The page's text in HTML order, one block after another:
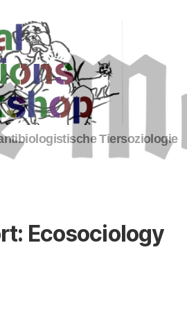
Tiersoziologie
Ecosociology